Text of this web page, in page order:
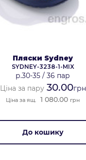
Пляски Sydney
SYDNEY-3238-1-MIX
р.30-35 / 36 пар
Ціна за пару30.00грн
Ціна за ящ. 1 080.00 грн
До кошику